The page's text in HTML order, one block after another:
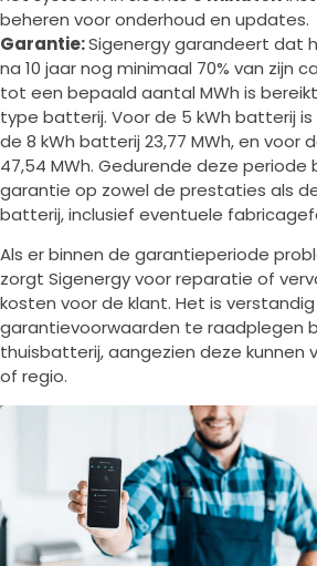
beheren voor onderhoud en updates.
Garantie:Sigenergy garandeert dat
na 10 jaar nog minimaal 70% van zijn
tot een bepaald aantal MWh is
type batterij. Voor de 5 kWh batterij is
de 8 kWh batterij 23,77 MWh, en voor
47,54 MWh. Gedurende deze periode
garantie op zowel de prestaties als
batterij, inclusief eventuele
Als er binnen de garantieperiode
zorgt Sigenergy voor reparatie of
kosten voor de klant. Het is
garantievoorwaarden te raadplegen
thuisbatterij, aangezien deze kunnen
of regio.